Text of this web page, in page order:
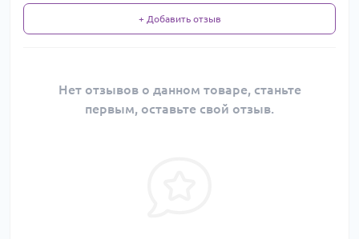
+ Добавить отзыв
Нет отзывов о данном товаре, станьте
первым, оставьте свой отзыв.